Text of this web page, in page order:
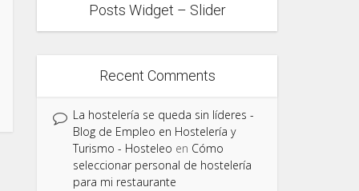
Posts Widget – Slider
Recent Comments
La hostelería se queda sin líderes -
Blog de Empleo en Hostelería y
Turismo - Hosteleo en Cómo
seleccionar personal de hostelería
para mi restaurante